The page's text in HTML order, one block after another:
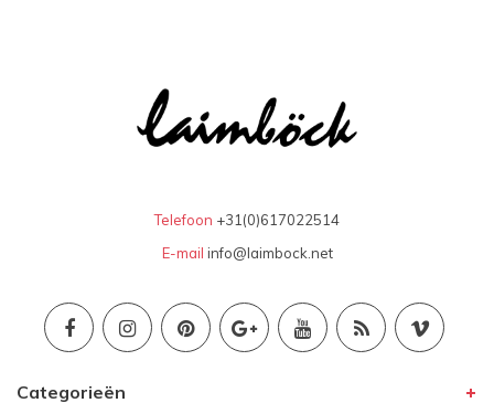
Telefoon +31(0)617022514
E-mail info@laimbock.net
Categorieën